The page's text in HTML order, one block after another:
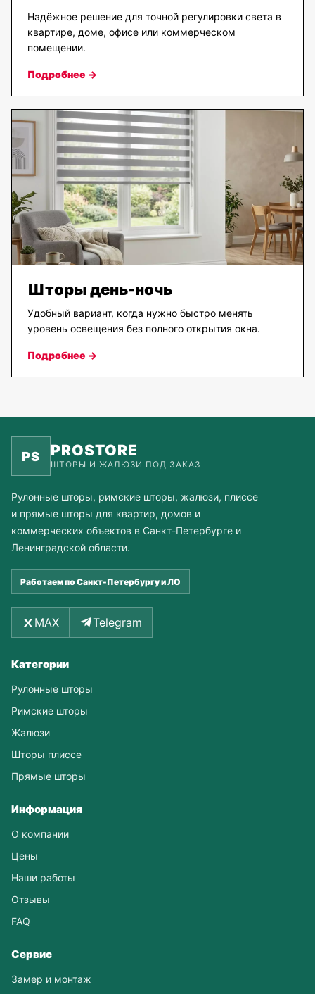
Надёжное решение для точной регулировки света в
квартире, доме, офисе или коммерческом
помещении.
Подробнее →
Шторы день-ночь
Удобный вариант, когда нужно быстро менять
уровень освещения без полного открытия окна.
Подробнее →
PS PROSTORE
ШТОРЫ И ЖАЛЮЗИ ПОД ЗАКАЗ
Рулонные шторы, римские шторы, жалюзи, плиссе
и прямые шторы для квартир, домов и
коммерческих объектов в Санкт-Петербурге и
Ленинградской области.
Работаем по Санкт-Петербургу и ЛО
MAX Telegram
Категории
Рулонные шторы
Римские шторы
Жалюзи
Шторы плиссе
Прямые шторы
Информация
О компании
Цены
Наши работы
Отзывы
FAQ
Сервис
Замер и монтаж